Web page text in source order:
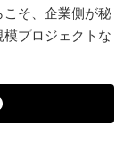
そ、企業側が秘
プロジェクトな